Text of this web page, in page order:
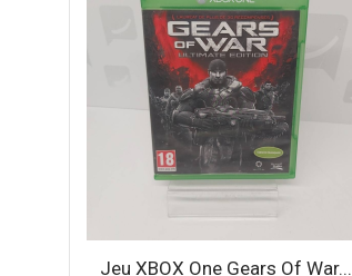
Jeu XBOX One Gears Of War...